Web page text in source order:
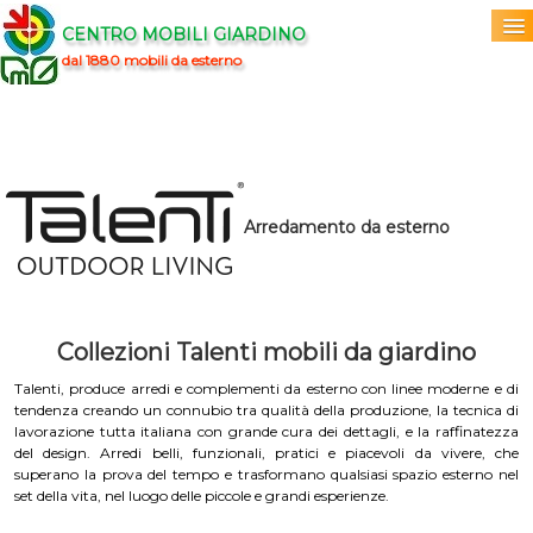
CENTRO MOBILI GIARDINO
dal 1880 mobili da esterno
Marchi ▼
Info▼
0
Arredamento da esterno
Collezioni Talenti mobili da giardino
Talenti, produce arredi e complementi da esterno con linee moderne e di
tendenza creando un connubio tra qualità della produzione, la tecnica di
lavorazione tutta italiana con grande cura dei dettagli, e la raffinatezza
del design. Arredi belli, funzionali, pratici e piacevoli da vivere, che
superano la prova del tempo e trasformano qualsiasi spazio esterno nel
set della vita, nel luogo delle piccole e grandi esperienze.